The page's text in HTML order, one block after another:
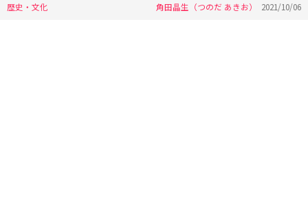
歴史・文化 角田晶生（つのだ あきお） 2021/10/06